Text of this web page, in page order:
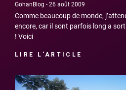
GohanBlog 26 août 2009
Comme beaucoup de monde,
encore, car il sont parfois long a
! Voici
LIRE L'ARTICLE